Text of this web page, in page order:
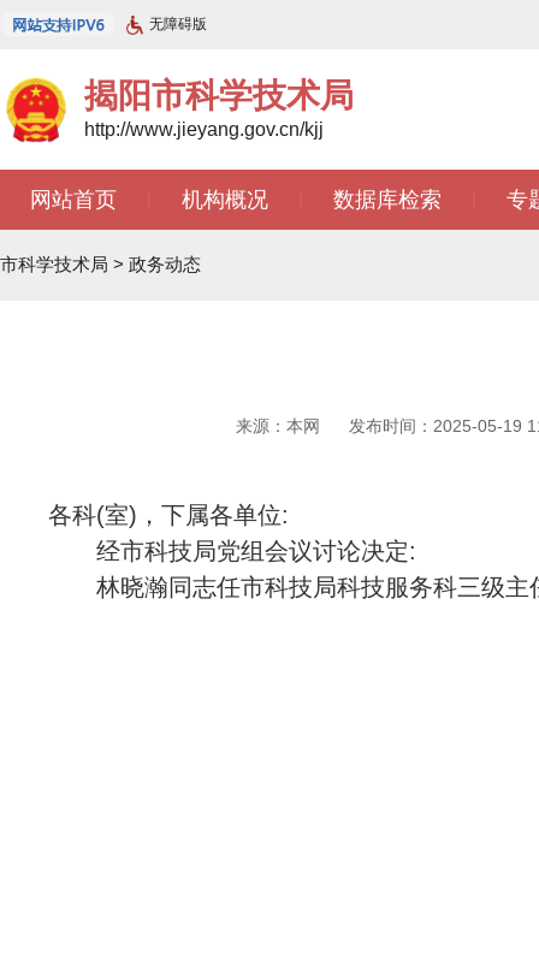
无障碍版
揭阳市科学技术局
http://www.jieyang.gov.cn/kjj
网站首页 机构概况 数据库检索 专
市科学技术局 > 政务动态
来源：本网 发布时间：2025-05-19
各科(室)，下属各单位:
经市科技局党组会议讨论决定:
林晓瀚同志任市科技局科技服务科三级主